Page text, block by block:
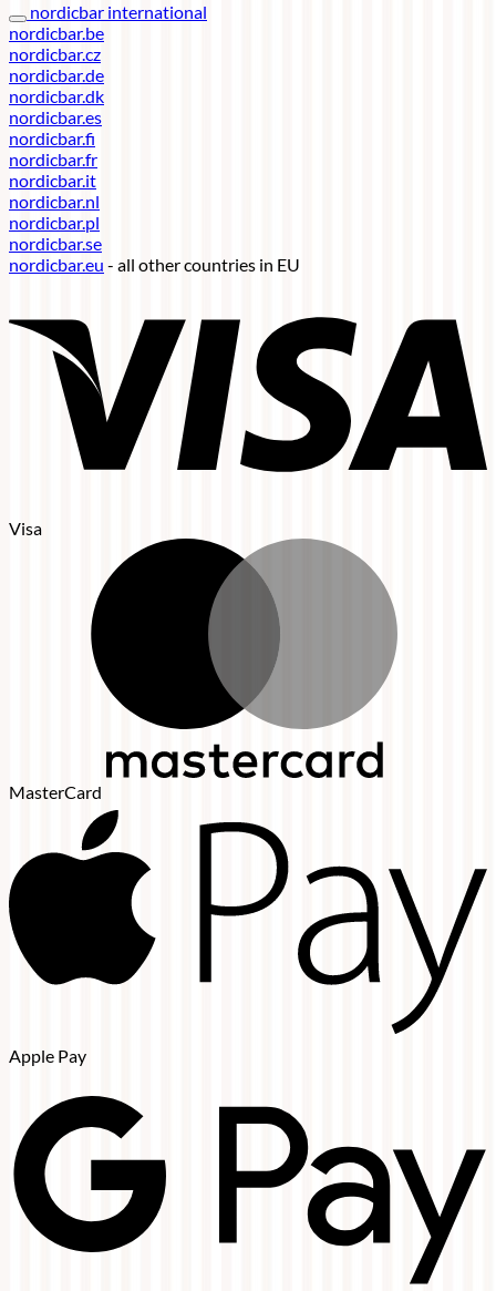
nordicbar international
nordicbar.be
nordicbar.cz
nordicbar.de
nordicbar.dk
nordicbar.es
nordicbar.fi
nordicbar.fr
nordicbar.it
nordicbar.nl
nordicbar.pl
nordicbar.se
nordicbar.eu - all other countries in EU
Visa
MasterCard
Apple Pay